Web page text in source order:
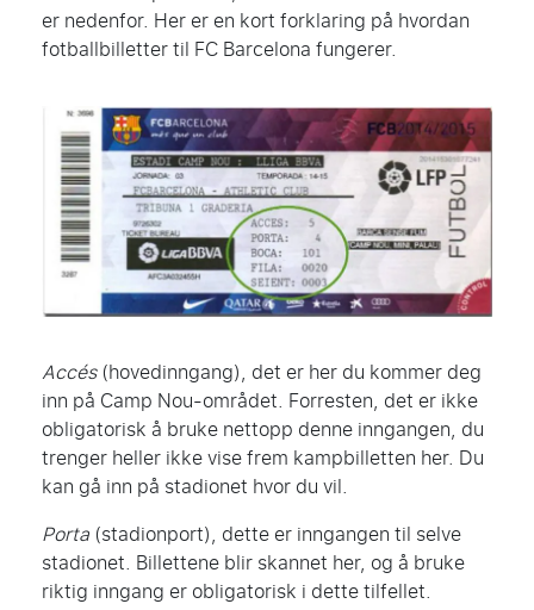
er nedenfor. Her er en kort forklaring på hvordan
fotballbilletter til FC Barcelona fungerer.
Accés(hovedinngang), det er her du kommer deg
inn på Camp Nou-området. Forresten, det er ikke
obligatorisk å bruke nettopp denne inngangen, du
trenger heller ikke vise frem kampbilletten her. Du
kan gå inn på stadionet hvor du vil.
Porta (stadionport), dette er inngangen til selve
stadionet. Billettene blir skannet her, og å bruke
riktig inngang er obligatorisk i dette tilfellet.